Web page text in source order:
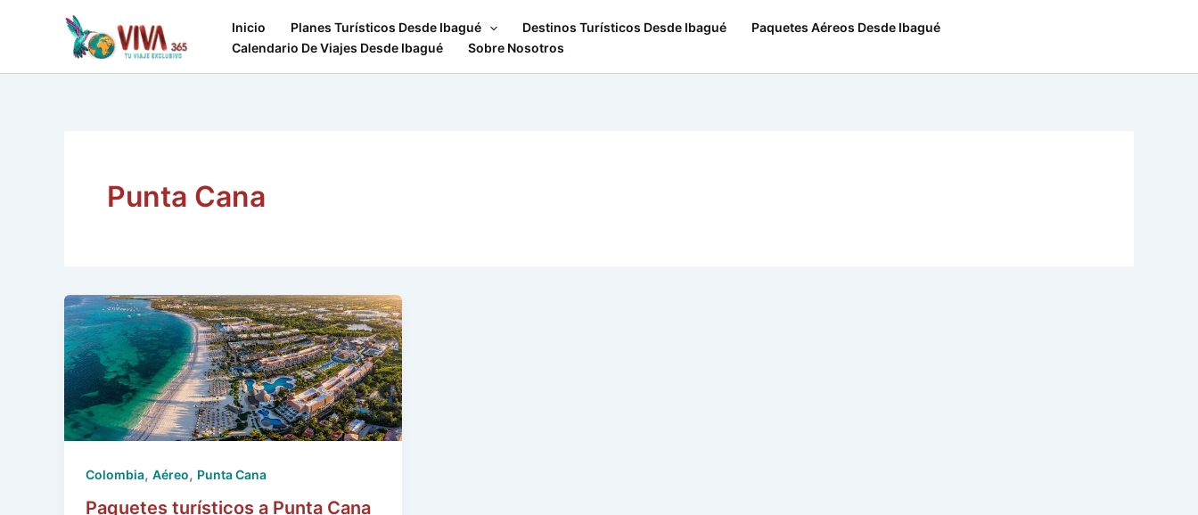
Inicio Planes Turísticos Desde Ibagué Destinos Turísticos Desde Ibagué
Paquetes Aéreos Desde Ibagué
Calendario De Viajes Desde Ibagué
Sobre Nosotros
Punta Cana
Colombia, Aéreo, Punta Cana
Paquetes turísticos a Punta Cana